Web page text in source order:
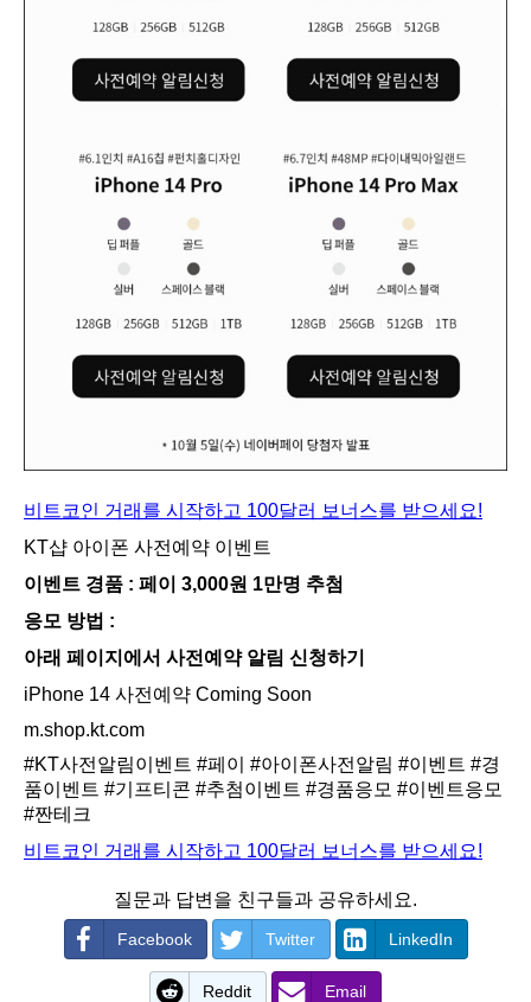
비트코인 거래를 시작하고 100달러 보너스를 받으세요!
KT샵 아이폰 사전예약 이벤트
이벤트 경품 : 페이 3,000원 1만명 추첨
응모 방법 :
아래 페이지에서 사전예약 알림 신청하기
iPhone 14 사전예약 Coming Soon
m.shop.kt.com
#KT사전알림이벤트 #페이 #아이폰사전알림 #이벤트 #경
품이벤트 #기프티콘 #추첨이벤트 #경품응모 #이벤트응모
#짠테크
비트코인 거래를 시작하고 100달러 보너스를 받으세요!
질문과 답변을 친구들과 공유하세요.
Facebook Twitter LinkedIn
Reddit Email